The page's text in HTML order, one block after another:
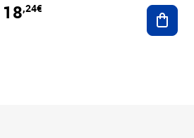
au panier
18,24€